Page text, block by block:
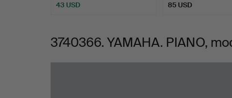
43 USD 85 USD
3740366. YAMAHA. PIANO,